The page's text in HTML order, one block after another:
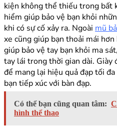
kiện không thể thiếu trong bất
hiểm giúp bảo vệ bạn khỏi
khi có sự cố xảy ra. Ngoài mũ
xe cũng giúp bạn thoải mái
giúp bảo vệ tay bạn khỏi ma
tay lái trong thời gian dài. Giày
để mang lại hiệu quả đạp tối đa
bạn tiếp xúc với bàn đạp.
Có thể bạn cũng quan tâm:
hình thể thao